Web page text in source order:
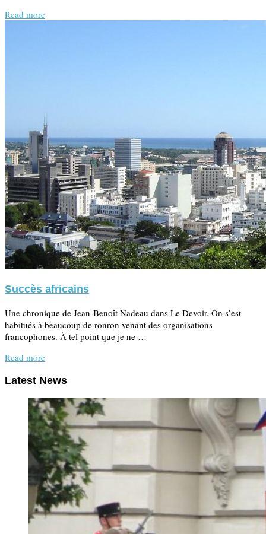
Read more
Succès africains
Une chronique de Jean-Benoît Nadeau dans Le Devoir. On s’est
habitués à beaucoup de ronron venant des organisations
francophones. À tel point que je ne …
Read more
Latest News